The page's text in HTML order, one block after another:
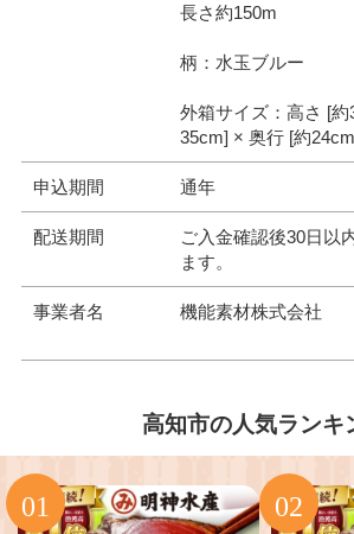
長さ約150m
柄：水玉ブルー
外箱サイズ：高さ [
35cm] × 奥行 [約
申込期間 通年
配送期間
ご入金確認後30日以
ます。
事業者名 機能素材株式会社
高知市の人気ランキ